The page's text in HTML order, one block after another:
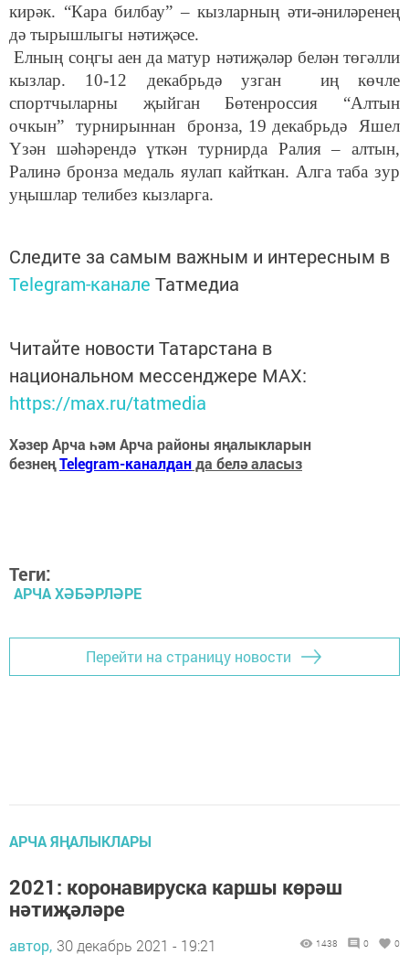
кирәк. “Кара билбау” – кызларның әти-әниләренең
дә тырышлыгы нәтиҗәсе.
Елның соңгы аен да матур нәтиҗәләр белән төгәлли
кызлар. 10-12 декабрьдә узган иң көчле
спортчыларны җыйган Бөтенроссия “Алтын
очкын” турнирыннан бронза, 19 декабрьдә Яшел
Үзән шәһәрендә үткән турнирда Ралия – алтын,
Ралинә бронза медаль яулап кайткан. Алга таба зур
уңышлар телибез кызларга.
Следите за самым важным и интересным в
Telegram-канале Татмедиа
Читайте новости Татарстана в
национальном мессенджере MАХ:
https://max.ru/tatmedia
Хәзер Арча һәм Арча районы яңалыкларын
безнеңTelegram-каналданда белә аласыз
Теги:
АРЧА ХӘБӘРЛӘРЕ
Перейти на страницу новости
АРЧА ЯҢАЛЫКЛАРЫ
2021: коронавируска каршы көрәш
нәтиҗәләре
автор, 30 декабрь 2021 - 19:21 1438 0 0